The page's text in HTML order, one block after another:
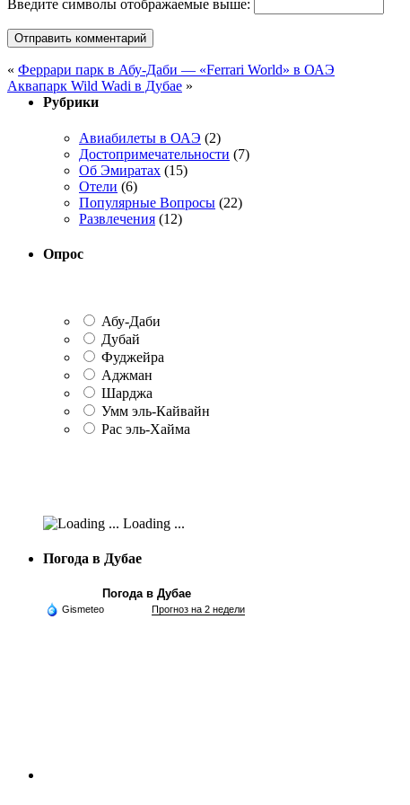
Введите символы отображаемые выше:
« Феррари парк в Абу-Даби — «Ferrari World» в ОАЭ
Аквапарк Wild Wadi в Дубае »
Рубрики
Авиабилеты в ОАЭ (2)
Достопримечательности (7)
Об Эмиратах (15)
Отели (6)
Популярные Вопросы (22)
Развлечения (12)
Опрос
Абу-Даби
Дубай
Фуджейра
Аджман
Шарджа
Умм эль-Кайвайн
Рас эль-Хайма
Loading ...
Погода в Дубае
Погода в Дубае
Gismeteo Прогноз на 2 недели